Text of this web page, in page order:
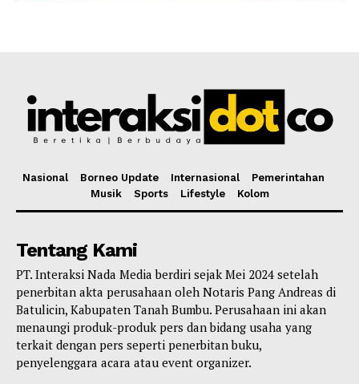
Nasional Borneo Update Internasional
Pemerintahan
Musik
Sports Lifestyle Kolom
Tentang Kami
PT. Interaksi Nada Media berdiri sejak Mei 2024 setelah
penerbitan akta perusahaan oleh Notaris Pang Andreas di
Batulicin, Kabupaten Tanah Bumbu. Perusahaan ini akan
menaungi produk-produk pers dan bidang usaha yang
terkait dengan pers seperti penerbitan buku,
penyelenggara acara atau event organizer.